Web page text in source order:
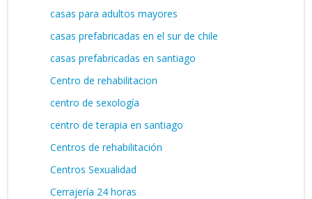
casas para adultos mayores
casas prefabricadas en el sur de chile
casas prefabricadas en santiago
Centro de rehabilitacion
centro de sexología
centro de terapia en santiago
Centros de rehabilitación
Centros Sexualidad
Cerrajería 24 horas